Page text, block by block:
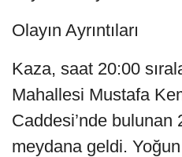
Olayın Ayrıntıları
Kaza, saat 20:00
Mahallesi Mustafa
Caddesi’nde bulunan
meydana geldi.